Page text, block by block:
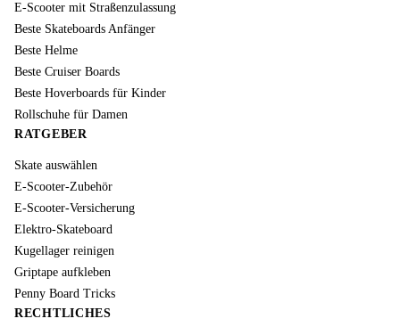
E-Scooter mit Straßenzulassung
Beste Skateboards Anfänger
Beste Helme
Beste Cruiser Boards
Beste Hoverboards für Kinder
Rollschuhe für Damen
RATGEBER
Skate auswählen
E-Scooter-Zubehör
E-Scooter-Versicherung
Elektro-Skateboard
Kugellager reinigen
Griptape aufkleben
Penny Board Tricks
RECHTLICHES